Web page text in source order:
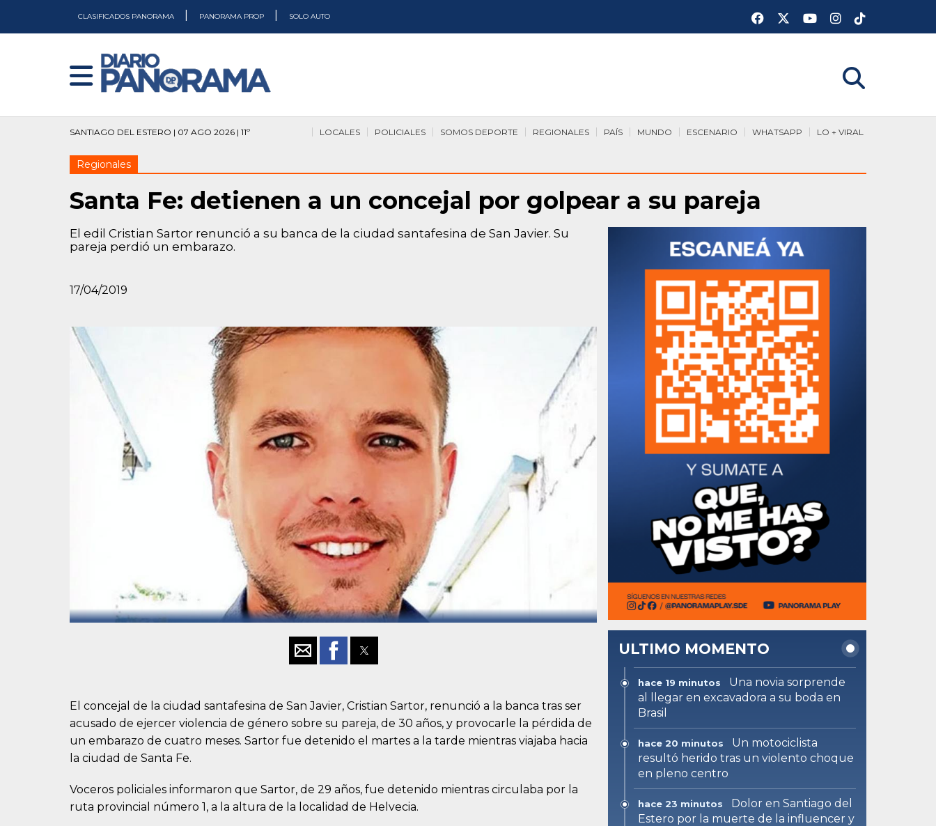
CLASIFICADOS PANORAMA PANORAMA PROP SOLO AUTO
SANTIAGO DEL ESTERO | 07 AGO 2026 | 11º LO + VIRAL
WHATSAPP
ESCENARIO
MUNDO
PAÍS
REGIONALES
SOMOS DEPORTE
POLICIALES
LOCALES
Regionales
Santa Fe: detienen a un concejal por golpear a su pareja
El edil Cristian Sartor renunció a su banca de la ciudad santafesina de San Javier. Su
pareja perdió un embarazo.
17/04/2019
El concejal de la ciudad santafesina de San Javier, Cristian Sartor, renunció a la banca tras ser
acusado de ejercer violencia de género sobre su pareja, de 30 años, y provocarle la pérdida de
un embarazo de cuatro meses. Sartor fue detenido el martes a la tarde mientras viajaba hacia
la ciudad de Santa Fe.
Voceros policiales informaron que Sartor, de 29 años, fue detenido mientras circulaba por la
ruta provincial número 1, a la altura de la localidad de Helvecia.
ULTIMO MOMENTO
hace 19 minutos
Una novia sorprende
al llegar en excavadora a su boda en
Brasil
hace 20 minutos
Un motociclista
resultó herido tras un violento choque
en pleno centro
hace 23 minutos
Dolor en Santiago del
Estero por la muerte de la influencer y